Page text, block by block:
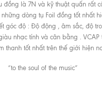
đồng là 7N và kỹ thuật quấn rất
dòng tụ Foil đồng tốt nhất
góc độ : Độ động , âm sắc, độ
nhạc tính và cân bằng . VCAP
thanh tốt nhất trên thế giới hiện
“to the soul of the music”